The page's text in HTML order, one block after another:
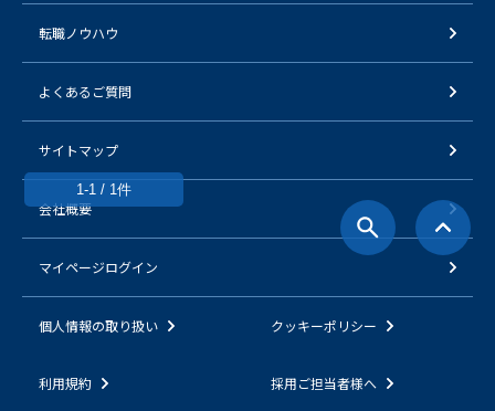
1-1 / 1件
転職ノウハウ
よくあるご質問
サイトマップ
会社概要
マイページログイン
個人情報の取り扱い クッキーポリシー
利用規約 採用ご担当者様へ